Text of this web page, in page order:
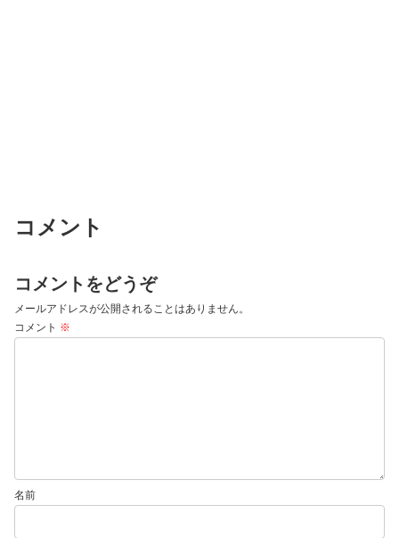
コメント
コメントをどうぞ
メールアドレスが公開されることはありません。
コメント ※
名前